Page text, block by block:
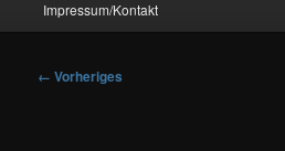
Impressum/Kontakt
Bilder-
← Vorheriges